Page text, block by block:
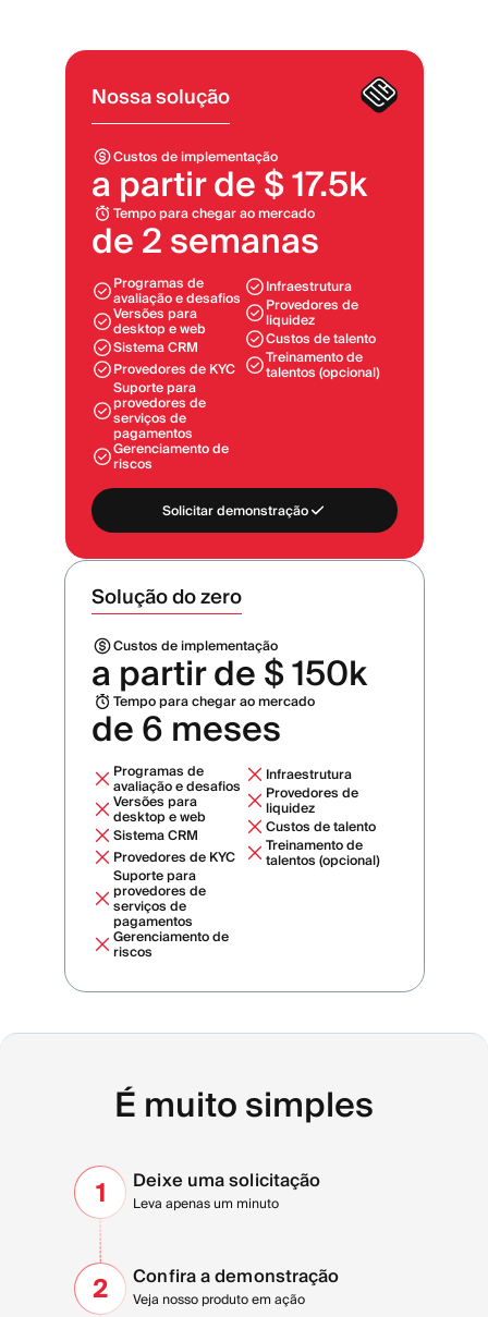
Nossa solução
Custos de implementação
a partir de $ 17.5k
Tempo para chegar ao mercado
de 2 semanas
Programas de
avaliação e desafios
Versões para
desktop e web
Sistema CRM
Provedores de KYC
Suporte para
provedores de
serviços de
pagamentos
Gerenciamento de
riscos
Infraestrutura
Provedores de
liquidez
Custos de talento
Treinamento de
talentos (opcional)
Solicitar demonstração
Solução do zero
Custos de implementação
a partir de $ 150k
Tempo para chegar ao mercado
de 6 meses
Programas de
avaliação e desafios
Versões para
desktop e web
Sistema CRM
Provedores de KYC
Suporte para
provedores de
serviços de
pagamentos
Gerenciamento de
riscos
Infraestrutura
Provedores de
liquidez
Custos de talento
Treinamento de
talentos (opcional)
É muito simples
1
2
Deixe uma solicitação
Leva apenas um minuto
Confira a demonstração
Veja nosso produto em ação